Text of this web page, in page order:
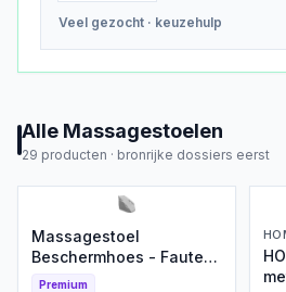
Veel gezocht · keuzehulp
Alle Massagestoelen
29 producten · bronrijke dossiers eerst
Massagestoel
Beschermhoes - Fauteuil
Cover - Meubels
Premium